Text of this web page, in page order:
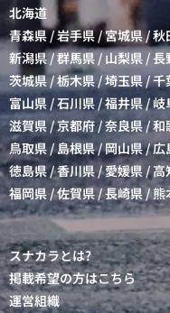
北海道
青森県/岩手県/宮城県/秋
新潟県/群馬県 / 山梨県 /長
茨城県 /栃木県/埼玉県/千
富山県 /石川県 /福井県/岐
滋賀県/京都府/奈良県 /和
鳥取県 / 島根県/岡山県/広
徳島県/香川県/愛媛県 /高
福岡県 /佐賀県 /長崎県/熊
スナカラとは?
掲載希望の方はこちら
運営組織